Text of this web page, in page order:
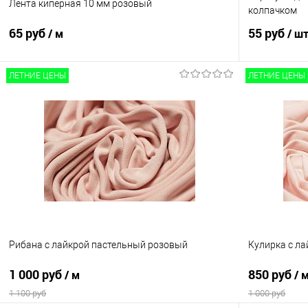
Лента киперная 10 мм розовый
65 руб/ м
Сравнение
В избранное
В наличии
колпачком
55 руб/ шт
Сравнение
В
ЛЕТНИЕ ЦЕНЫ
Рибана с лайкрой пастельный розовый
1 000 руб/ м
1 100 руб
ЛЕТНИЕ ЦЕНЫ
Кулирка с
850 руб/ м
1 000 руб